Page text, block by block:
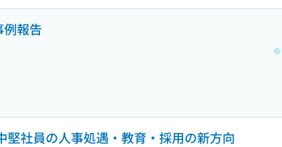
報告
社員の人事処遇・教育・採用の新方向